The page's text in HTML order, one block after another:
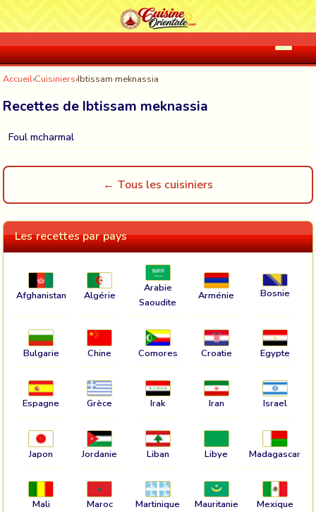
Accueil›Cuisiniers›Ibtissam meknassia
Recettes de Ibtissam meknassia
Foul mcharmal
← Tous les cuisiniers
Les recettes par pays
Afghanistan Algérie
Arabie
Saoudite
Arménie Bosnie
Bulgarie Chine Comores Croatie Egypte
Espagne Grèce Irak Iran Israel
Japon Jordanie Liban Libye Madagascar
Mali Maroc Martinique Mauritanie Mexique